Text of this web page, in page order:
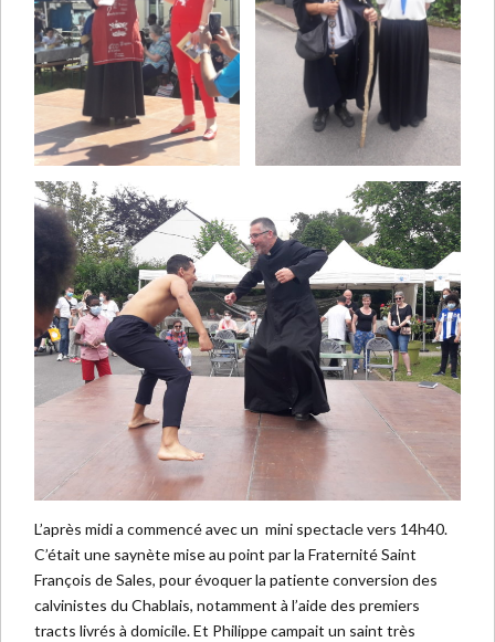
L’après midi a commencé avec un mini spectacle vers 14h40.
C’était une saynète mise au point par la Fraternité Saint
François de Sales, pour évoquer la patiente conversion des
calvinistes du Chablais, notamment à l’aide des premiers
tracts livrés à domicile. Et Philippe campait un saint très